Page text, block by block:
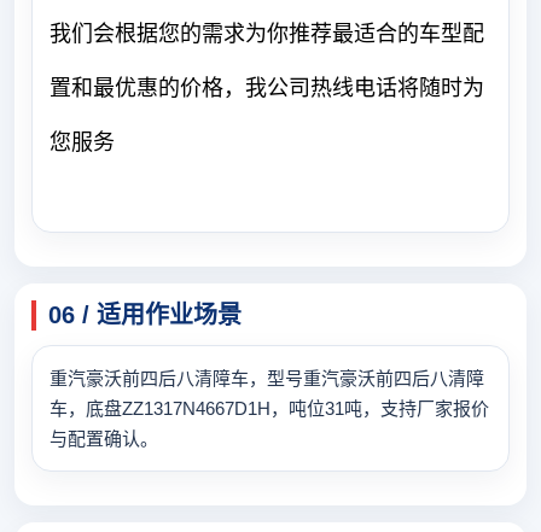
我们会根据您的需求为你推荐最适合的车型配
置和最优惠的价格，我公司热线电话将随时为
您服务
06 / 适用作业场景
重汽豪沃前四后八清障车，型号重汽豪沃前四后八清障
车，底盘ZZ1317N4667D1H，吨位31吨，支持厂家报价
与配置确认。